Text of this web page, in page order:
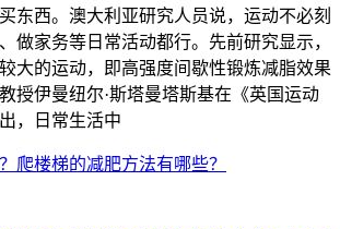
东西。澳大利亚研究人员说，运动不必刻
做家务等日常活动都行。先前研究显示，
大的运动，即高强度间歇性锻炼减脂效果
授伊曼纽尔·斯塔曼塔斯基在《英国运动
，日常生活中